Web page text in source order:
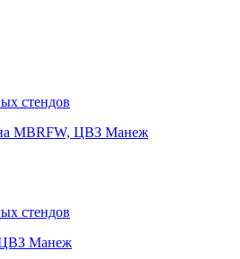
стендов
MBRFW, ЦВЗ Манеж
стендов
ЦВЗ Манеж